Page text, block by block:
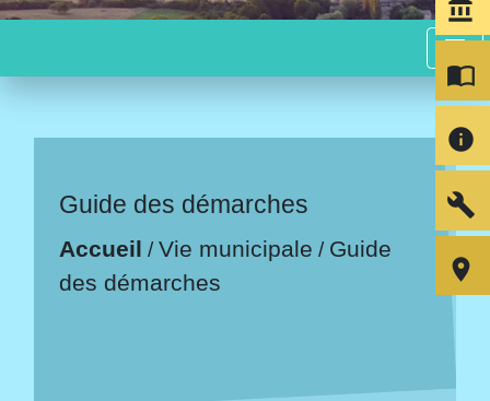
menu
Guide des démarches
Accueil /Vie municipale / Guide
des démarches
account_balance
import_contacts
info
build
room